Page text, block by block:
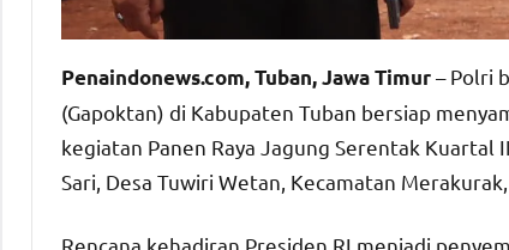
Penaindonews.com, Tuban, Jawa Timur– Polri
(Gapoktan) di Kabupaten Tuban bersiap
kegiatan Panen Raya Jagung Serentak
Sari, Desa Tuwiri Wetan, Kecamatan